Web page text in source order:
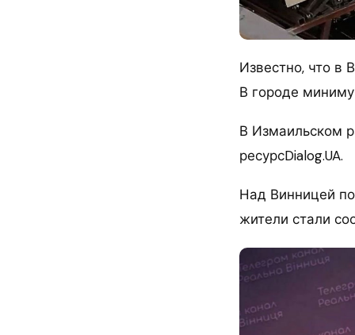
Известно, что в
В городе
В Измаильском
ресурсDialog.UA.
Над Винницей
жители стали